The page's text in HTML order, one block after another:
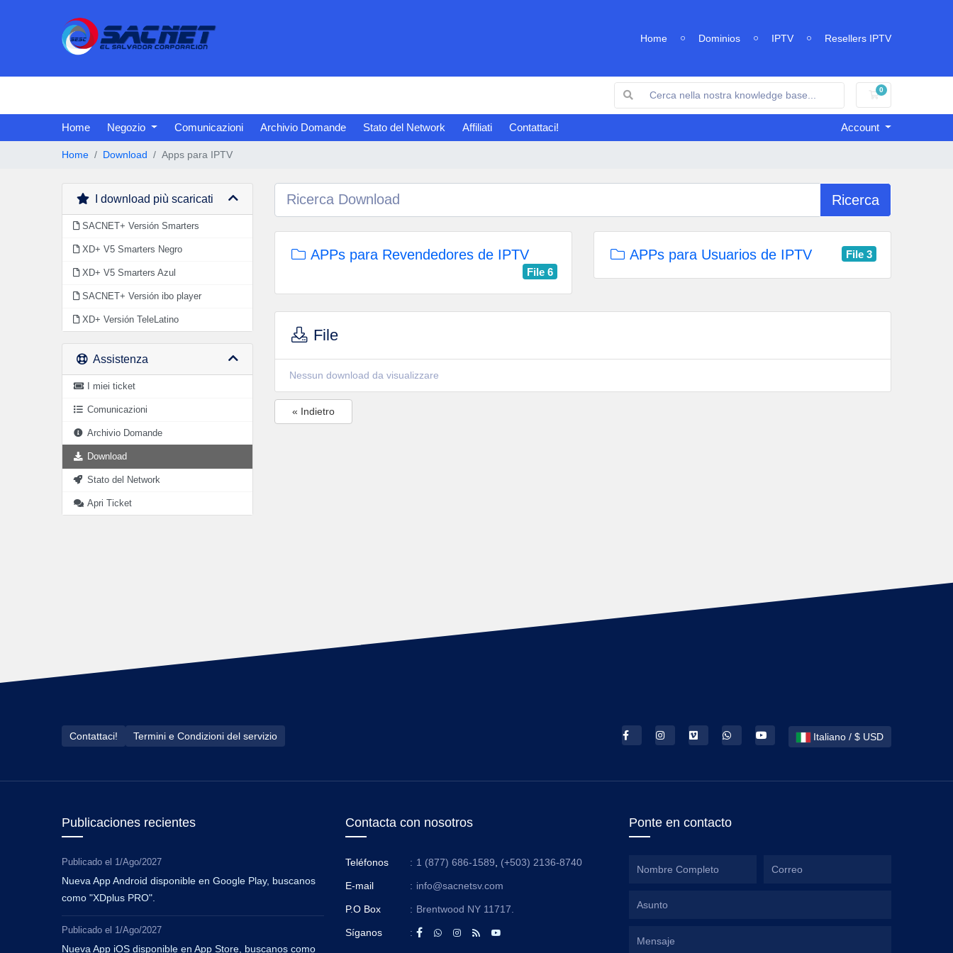
Home Dominios IPTV Resellers IPTV
0
Carrello
Home Negozio Comunicazioni Archivio Domande Stato del Network Affiliati Contattaci! Account
Home Download Apps para IPTV
I download più scaricati
SACNET+ Versión Smarters
XD+ V5 Smarters Negro
XD+ V5 Smarters Azul
SACNET+ Versión ibo player
XD+ Versión TeleLatino
Assistenza
I miei ticket
Comunicazioni
Archivio Domande
Download
Stato del Network
Apri Ticket
Ricerca
APPs para Revendedores de IPTV
File 6
APPs para Usuarios de IPTV File 3
File
Nessun download da visualizzare
« Indietro
Italiano / $ USD
Contattaci! Termini e Condizioni del servizio
Publicaciones recientes
Publicado el 1/Ago/2027
Nueva App Android disponible en Google Play, buscanos
como "XDplus PRO".
Publicado el 1/Ago/2027
Nueva App iOS disponible en App Store, buscanos como
Contacta con nosotros
Teléfonos : 1 (877) 686-1589 (+503) 2136-8740
E-mail : info@sacnetsv.com
P.O Box : Brentwood NY 11717.
Síganos :
Ponte en contacto